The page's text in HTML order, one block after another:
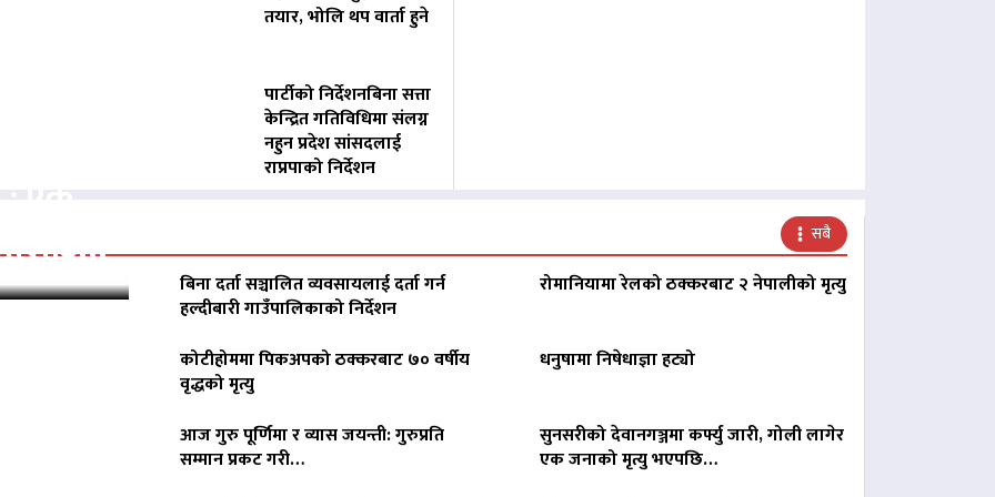
तयार, भोलि थप वार्ता हुने
पार्टीको निर्देशनबिना सत्ता
केन्द्रित गतिविधिमा संलग्न
नहुन प्रदेश सांसदलाई
राप्रपाको निर्देशन
सबै
बिना दर्ता सञ्चालित व्यवसायलाई दर्ता गर्न
हल्दीबारी गाउँपालिकाको निर्देशन
रोमानियामा रेलको ठक्करबाट २ नेपालीको मृत्यु
कोटीहोममा पिकअपको ठक्करबाट ७० वर्षीय
वृद्धको मृत्यु
धनुषामा निषेधाज्ञा हट्यो
आज गुरु पूर्णिमा र व्यास जयन्ती: गुरुप्रति
सम्मान प्रकट गरी…
सुनसरीको देवानगञ्जमा कर्फ्यु जारी, गोली लागेर
एक जनाको मृत्यु भएपछि…